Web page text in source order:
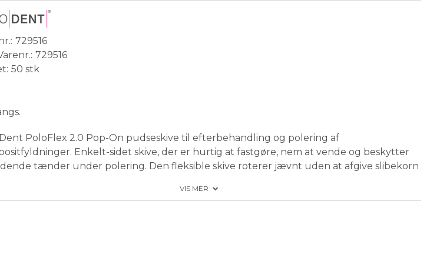
729516
729516
50 stk
PoloFlex 2.0 Pop-On pudseskive til efterbehandling og polering af
Enkelt-sidet skive, der er hurtig at fastgøre, nem at vende og beskytter
tænder under polering. Den fleksible skive roterer jævnt uden at afgive slibekorn
VIS MER